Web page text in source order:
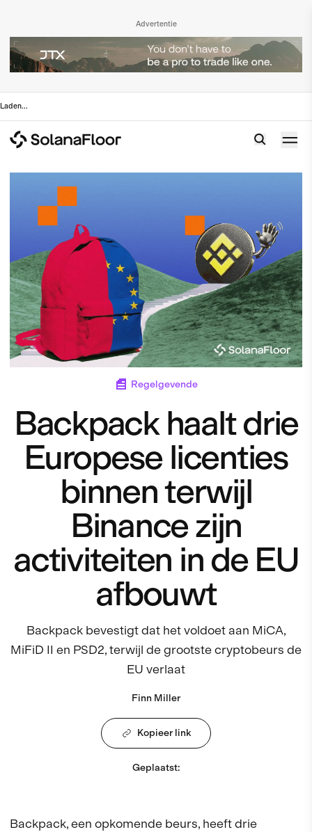
Advertentie
Laden...
Regelgevende
Backpack haalt drie
Europese licenties
binnen terwijl
Binance zijn
activiteiten in de EU
afbouwt
Backpack bevestigt dat het voldoet aan MiCA,
MiFiD II en PSD2, terwijl de grootste cryptobeurs de
EU verlaat
Finn Miller
Kopieer link
Geplaatst:
Backpack, een opkomende beurs, heeft drie